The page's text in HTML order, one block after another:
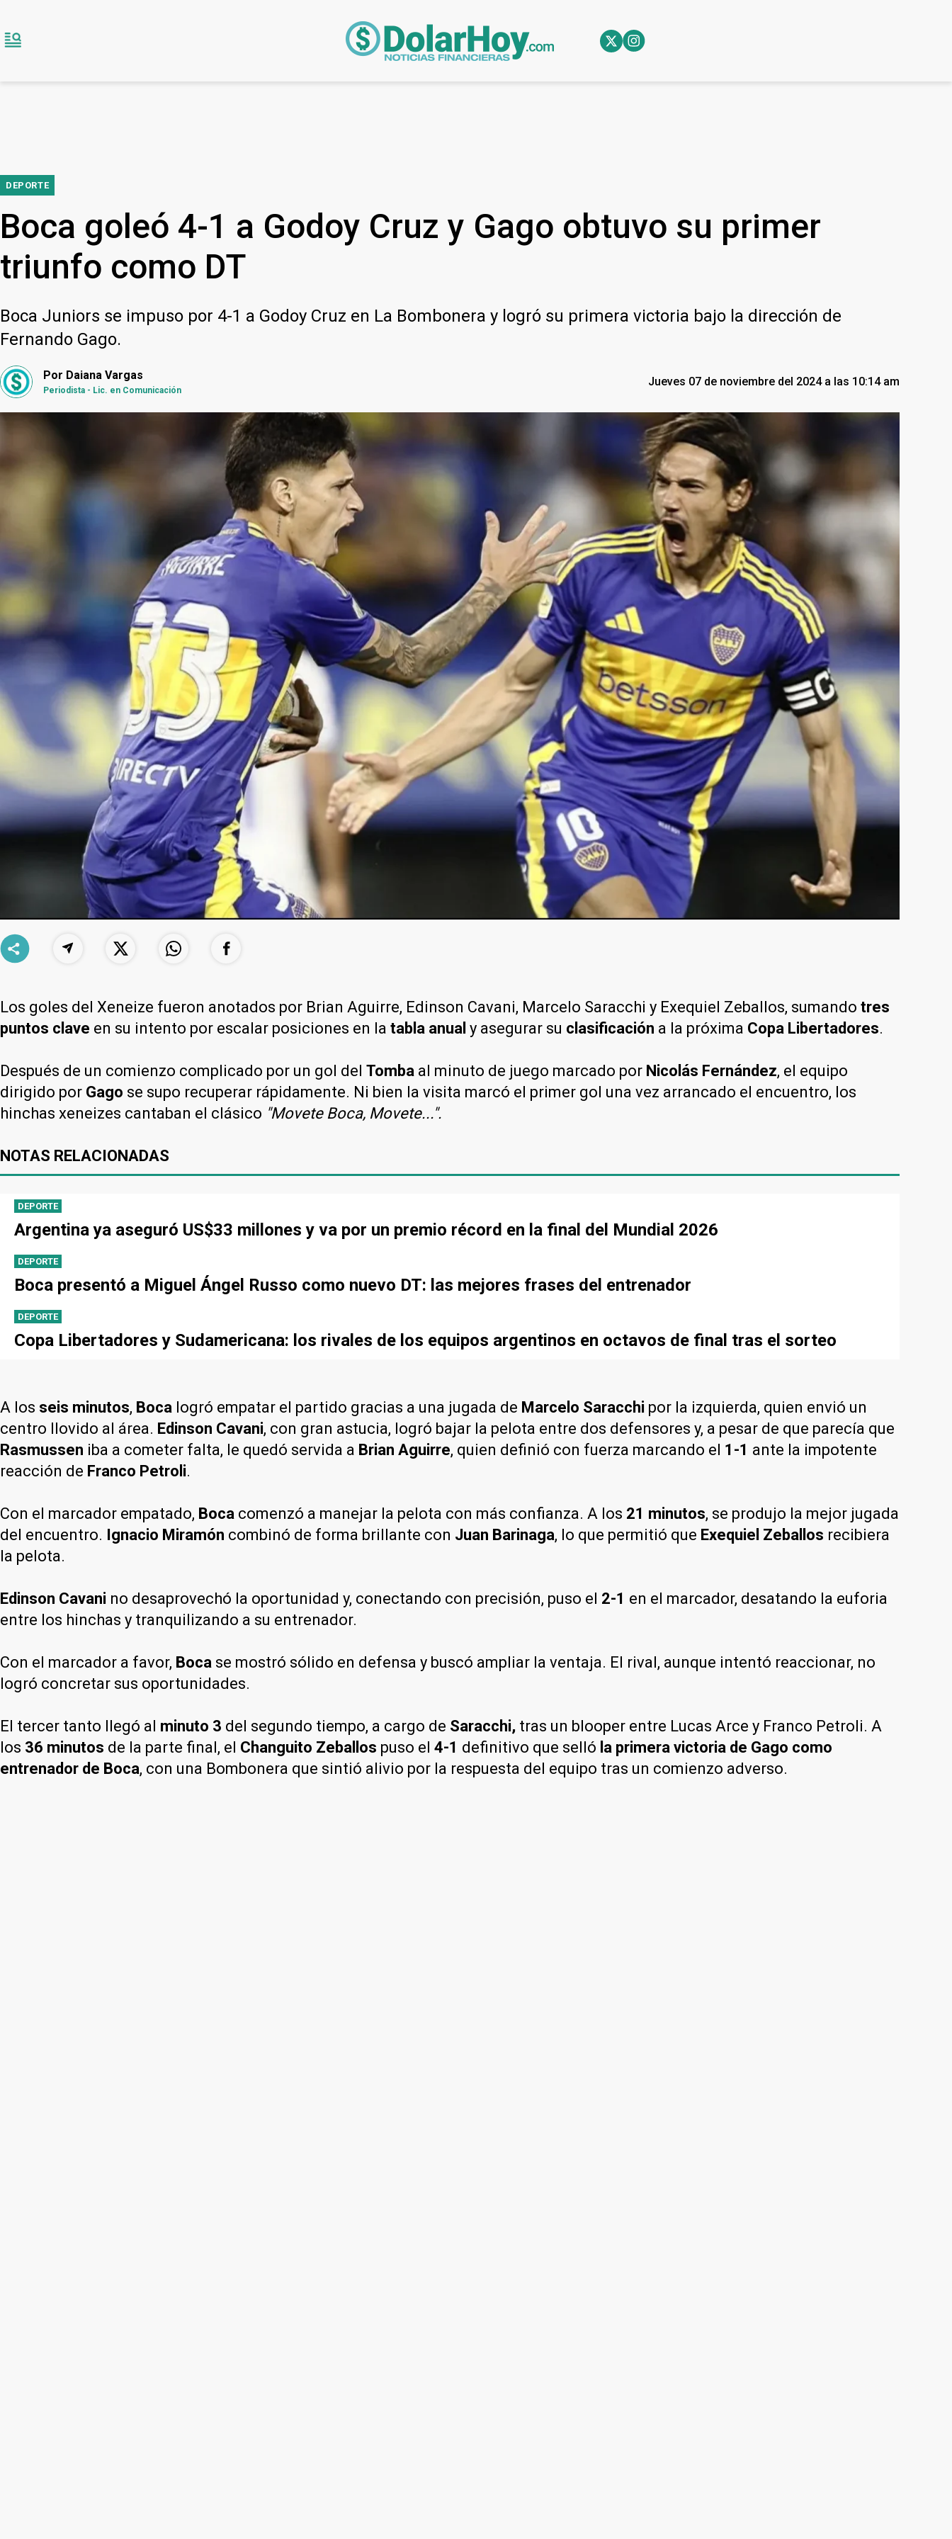
DEPORTE
Boca goleó 4-1 a Godoy Cruz y Gago obtuvo su primer
triunfo como DT
Boca Juniors se impuso por 4-1 a Godoy Cruz en La Bombonera y logró su primera victoria bajo la dirección de
Fernando Gago.
Por Daiana Vargas
Periodista - Lic. en Comunicación
Jueves 07 de noviembre del 2024 a las 10:14 am
Los goles del Xeneize fueron anotados por Brian Aguirre, Edinson Cavani, Marcelo Saracchi y Exequiel Zeballos, sumando tres
puntos clave en su intento por escalar posiciones en la tabla anual y asegurar su clasificación a la próxima Copa Libertadores.
Después de un comienzo complicado por un gol del Tomba al minuto de juego marcado por Nicolás Fernández, el equipo
dirigido por Gago se supo recuperar rápidamente. Ni bien la visita marcó el primer gol una vez arrancado el encuentro, los
hinchas xeneizes cantaban el clásico "Movete Boca, Movete...".
NOTAS RELACIONADAS
DEPORTE
Argentina ya aseguró US$33 millones y va por un premio récord en la final del Mundial 2026
DEPORTE
Boca presentó a Miguel Ángel Russo como nuevo DT: las mejores frases del entrenador
DEPORTE
Copa Libertadores y Sudamericana: los rivales de los equipos argentinos en octavos de final tras el sorteo
A los seis minutos, Boca logró empatar el partido gracias a una jugada de Marcelo Saracchi por la izquierda, quien envió un
centro llovido al área. Edinson Cavani, con gran astucia, logró bajar la pelota entre dos defensores y, a pesar de que parecía que
Rasmussen iba a cometer falta, le quedó servida a Brian Aguirre, quien definió con fuerza marcando el 1-1 ante la impotente
reacción de Franco Petroli.
Con el marcador empatado, Boca comenzó a manejar la pelota con más confianza. A los 21 minutos, se produjo la mejor jugada
del encuentro. Ignacio Miramón combinó de forma brillante con Juan Barinaga, lo que permitió que Exequiel Zeballos recibiera
la pelota.
Edinson Cavani no desaprovechó la oportunidad y, conectando con precisión, puso el 2-1 en el marcador, desatando la euforia
entre los hinchas y tranquilizando a su entrenador.
Con el marcador a favor, Boca se mostró sólido en defensa y buscó ampliar la ventaja. El rival, aunque intentó reaccionar, no
logró concretar sus oportunidades.
El tercer tanto llegó al minuto 3 del segundo tiempo, a cargo de Saracchi, tras un blooper entre Lucas Arce y Franco Petroli. A
los 36 minutos de la parte final, el Changuito Zeballos puso el 4-1 definitivo que selló la primera victoria de Gago como
entrenador de Boca, con una Bombonera que sintió alivio por la respuesta del equipo tras un comienzo adverso.